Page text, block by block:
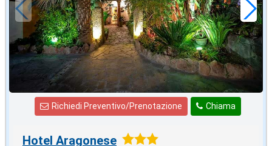
a notte
Chiama
Richiedi Preventivo/Prenotazione
Hotel Aragonese